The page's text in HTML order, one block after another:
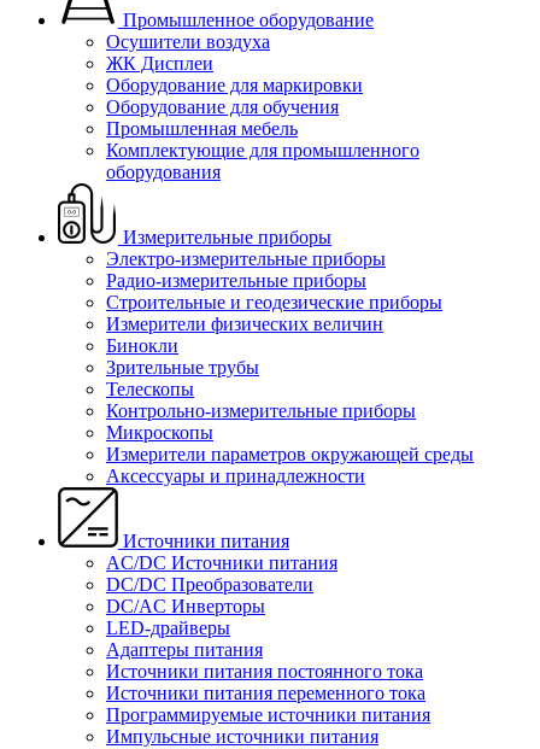
Промышленное оборудование
Осушители воздуха
ЖК Дисплеи
Оборудование для маркировки
Оборудование для обучения
Промышленная мебель
Комплектующие для промышленного
оборудования
Измерительные приборы
Электро-измерительные приборы
Радио-измерительные приборы
Строительные и геодезические приборы
Измерители физических величин
Бинокли
Зрительные трубы
Телескопы
Контрольно-измерительные приборы
Микроскопы
Измерители параметров окружающей среды
Аксессуары и принадлежности
Источники питания
AC/DC Источники питания
DC/DC Преобразователи
DC/AC Инверторы
LED-драйверы
Адаптеры питания
Источники питания постоянного тока
Источники питания переменного тока
Программируемые источники питания
Импульсные источники питания